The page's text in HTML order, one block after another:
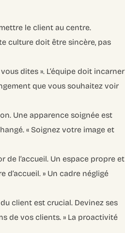
le client au centre.
culture doit être sincère, pas
dites ». L’équipe doit incarner
que vous souhaitez voir
Une apparence soignée est
« Soignez votre image et
de l’accueil. Un espace propre et
» Un cadre négligé
client est crucial. Devinez ses
de vos clients. » La proactivité